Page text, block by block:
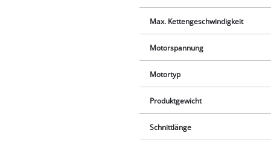
Max. Kettengeschwindigkeit
Motorspannung
Motortyp
Produktgewicht
Schnittlänge